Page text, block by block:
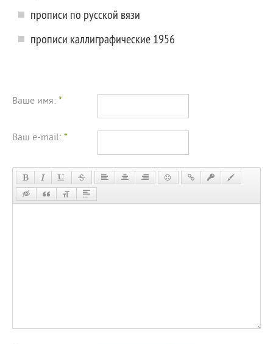
прописи по русской вязи
прописи каллиграфические 1956
Ваше имя: *
Ваш e-mail: *